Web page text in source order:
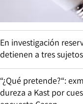
En investigación
detienen a tres
“¿Qué pretende?“:
dureza a Kast por